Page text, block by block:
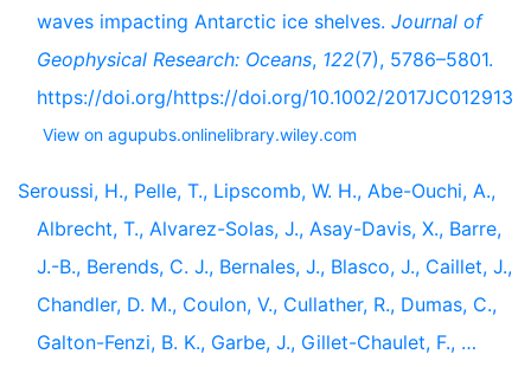
waves impacting Antarctic ice shelves. Journal of
Geophysical Research: Oceans, 122(7), 5786–5801.
https://doi.org/https://doi.org/10.1002/2017JC012913
View on agupubs.onlinelibrary.wiley.com
Seroussi, H., Pelle, T., Lipscomb, W. H., Abe-Ouchi, A.,
Albrecht, T., Alvarez-Solas, J., Asay-Davis, X., Barre,
J.-B., Berends, C. J., Bernales, J., Blasco, J., Caillet, J.,
Chandler, D. M., Coulon, V., Cullather, R., Dumas, C.,
Galton-Fenzi, B. K., Garbe, J., Gillet-Chaulet, F., …